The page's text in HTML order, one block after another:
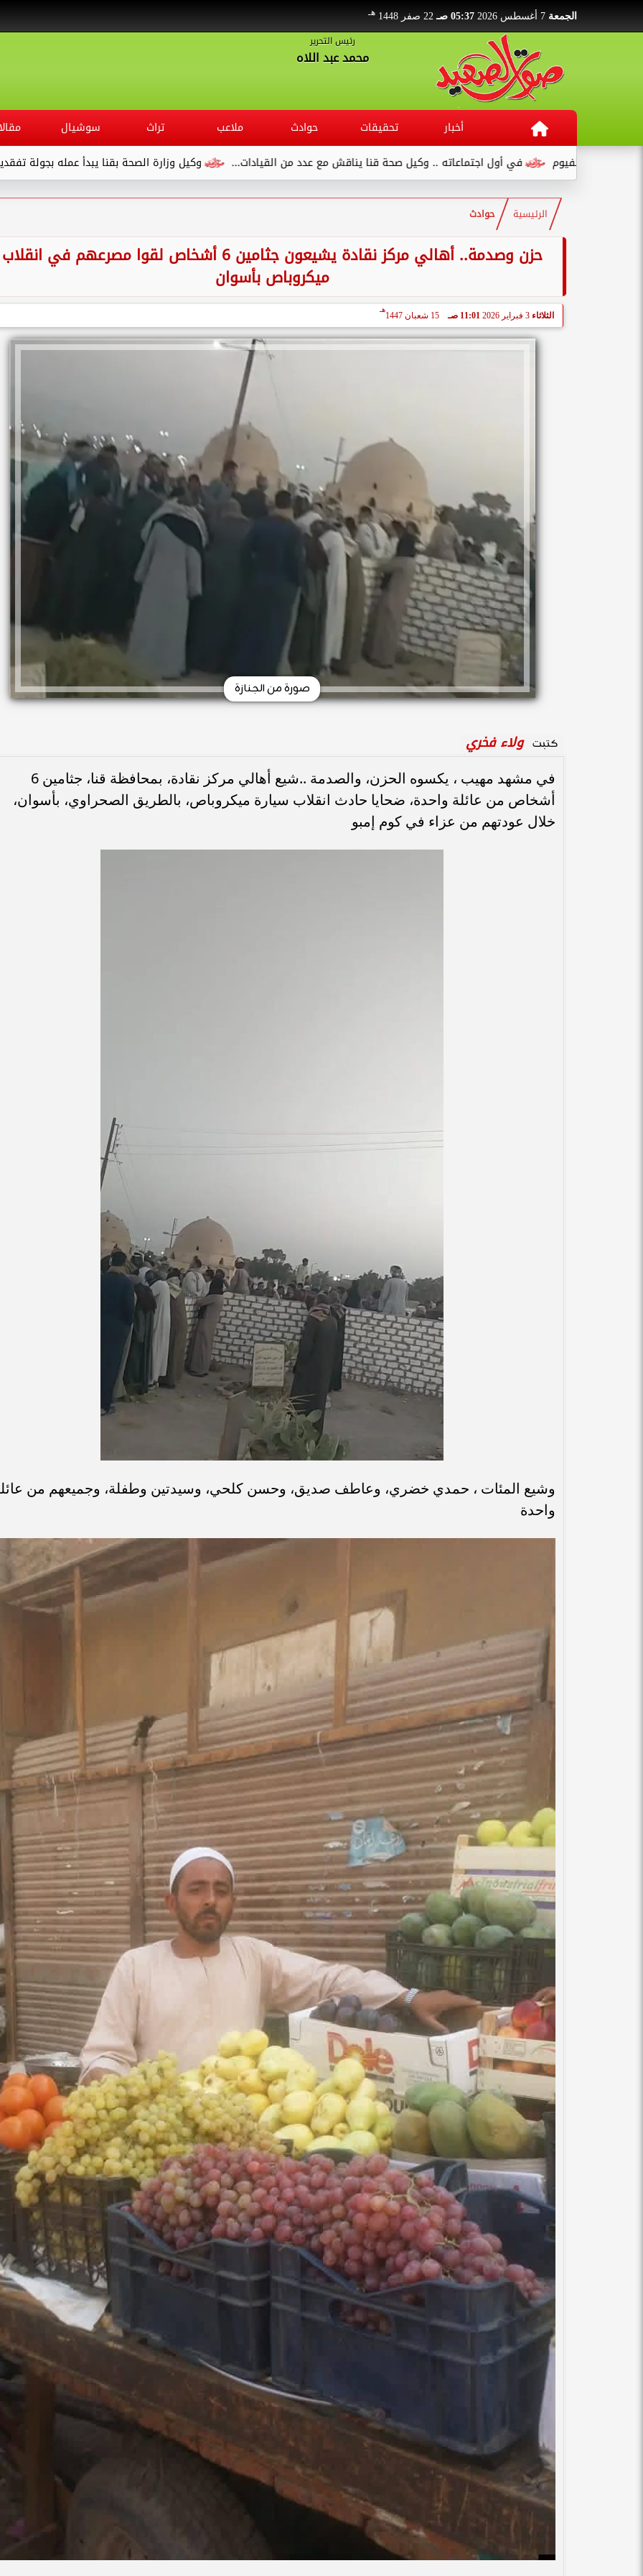
الجمعة 05:37 صـ 22 صفر 1448 هـ
رئيس التحرير
محمد عبد اللاه
أخبار تحقيقات حوادث ملاعب تراث سوشيال
وكيل وزارة الصحة بقنا يبدأ عمله بجولة تفقدية لديوان
في أول اجتماعاته .. وكيل صحة قنا يناقش مع عدد من القيادات...
الرئيسية حوادث
حزن وصدمة.. أهالي مركز نقادة يشيعون جثامين 6 أشخاص لقوا مصرعهم في انقلاب
ميكروباص بأسوان
الثلاثاء 3 فبراير 2026 11:01 صـ 15 شعبان 1447
هـ
صورة من الجنازة
كتبت ولاء فخري
في مشهد مهيب ، يكسوه الحزن، والصدمة ..شيع أهالي مركز نقادة، بمحافظة قنا، جثامين 6
أشخاص من عائلة واحدة، ضحايا حادث انقلاب سيارة ميكروباص، بالطريق الصحراوي، بأسوان،
خلال عودتهم من عزاء في كوم إمبو
وشيع المئات ، حمدي خضري، وعاطف صديق، وحسن كلحي، وسيدتين وطفلة، وجميعهم من
واحدة